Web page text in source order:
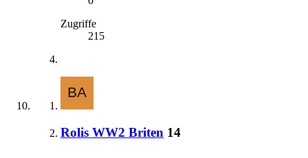
Zugriffe
215
Rolis WW2 Briten 14